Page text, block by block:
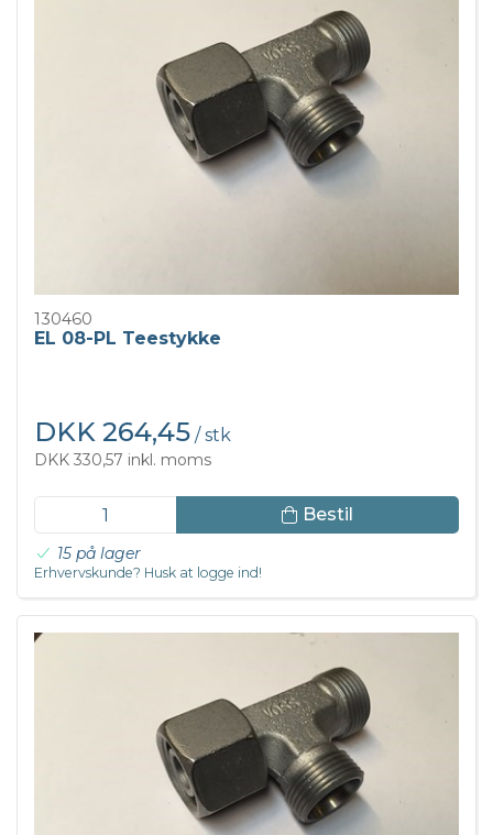
130460
EL 08-PL Teestykke
DKK 264,45 / stk
DKK 330,57 inkl. moms
Bestil
15 på lager
Erhvervskunde? Husk at logge ind!